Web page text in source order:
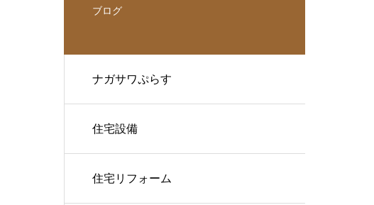
ブログ
ナガサワぷらす
住宅設備
住宅リフォーム